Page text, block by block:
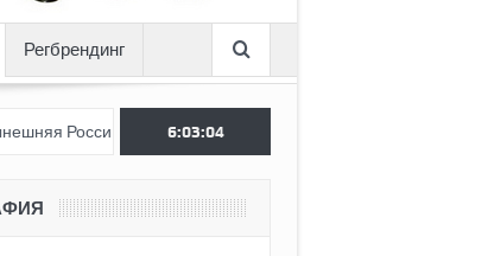
Регбрендинг
стала хуже, чем СССР?
6:03:05